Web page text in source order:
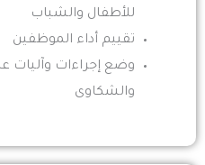
للأطفال والشباب
تقييم أداء الموظفين
وضع إجراءات وآليات
والشكاوى